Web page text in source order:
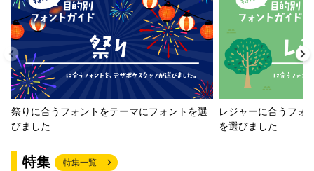
祭りに合うフォントをテーマにフォントを選
びました
レジャーに合うフォ
を選びました
特集 特集一覧